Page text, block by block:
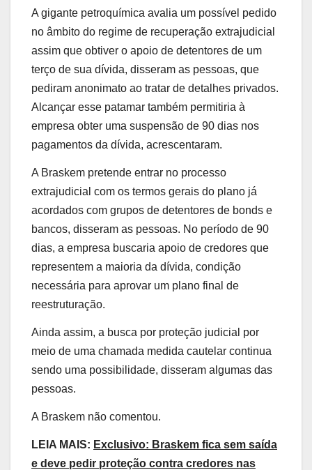
A gigante petroquímica avalia um possível pedido
no âmbito do regime de recuperação extrajudicial
assim que obtiver o apoio de detentores de um
terço de sua dívida, disseram as pessoas, que
pediram anonimato ao tratar de detalhes privados.
Alcançar esse patamar também permitiria à
empresa obter uma suspensão de 90 dias nos
pagamentos da dívida, acrescentaram.
A Braskem pretende entrar no processo
extrajudicial com os termos gerais do plano já
acordados com grupos de detentores de bonds e
bancos, disseram as pessoas. No período de 90
dias, a empresa buscaria apoio de credores que
representem a maioria da dívida, condição
necessária para aprovar um plano final de
reestruturação.
Ainda assim, a busca por proteção judicial por
meio de uma chamada medida cautelar continua
sendo uma possibilidade, disseram algumas das
pessoas.
A Braskem não comentou.
LEIA MAIS: Exclusivo: Braskem fica sem saída
e deve pedir proteção contra credores nas